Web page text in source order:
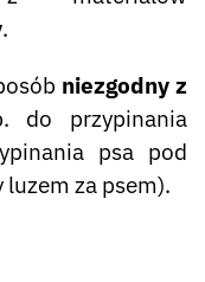
.
niezgodny z
do przypinania
psa pod
za psem).